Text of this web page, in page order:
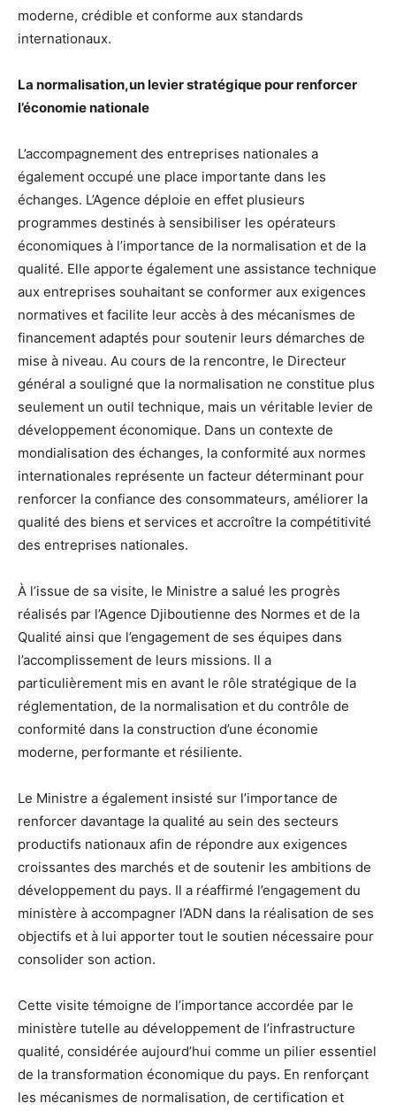
moderne, crédible et conforme aux standards
internationaux.
La normalisation,un levier stratégique pour renforcer
l’économie nationale
L’accompagnement des entreprises nationales a
également occupé une place importante dans les
échanges. L’Agence déploie en effet plusieurs
programmes destinés à sensibiliser les opérateurs
économiques à l’importance de la normalisation et de la
qualité. Elle apporte également une assistance technique
aux entreprises souhaitant se conformer aux exigences
normatives et facilite leur accès à des mécanismes de
financement adaptés pour soutenir leurs démarches de
mise à niveau. Au cours de la rencontre, le Directeur
général a souligné que la normalisation ne constitue plus
seulement un outil technique, mais un véritable levier de
développement économique. Dans un contexte de
mondialisation des échanges, la conformité aux normes
internationales représente un facteur déterminant pour
renforcer la confiance des consommateurs, améliorer la
qualité des biens et services et accroître la compétitivité
des entreprises nationales.
À l’issue de sa visite, le Ministre a salué les progrès
réalisés par l’Agence Djiboutienne des Normes et de la
Qualité ainsi que l’engagement de ses équipes dans
l’accomplissement de leurs missions. Il a
particulièrement mis en avant le rôle stratégique de la
réglementation, de la normalisation et du contrôle de
conformité dans la construction d’une économie
moderne, performante et résiliente.
Le Ministre a également insisté sur l’importance de
renforcer davantage la qualité au sein des secteurs
productifs nationaux afin de répondre aux exigences
croissantes des marchés et de soutenir les ambitions de
développement du pays. Il a réaffirmé l’engagement du
ministère à accompagner l’ADN dans la réalisation de ses
objectifs et à lui apporter tout le soutien nécessaire pour
consolider son action.
Cette visite témoigne de l’importance accordée par le
ministère tutelle au développement de l’infrastructure
qualité, considérée aujourd’hui comme un pilier essentiel
de la transformation économique du pays. En renforçant
les mécanismes de normalisation, de certification et